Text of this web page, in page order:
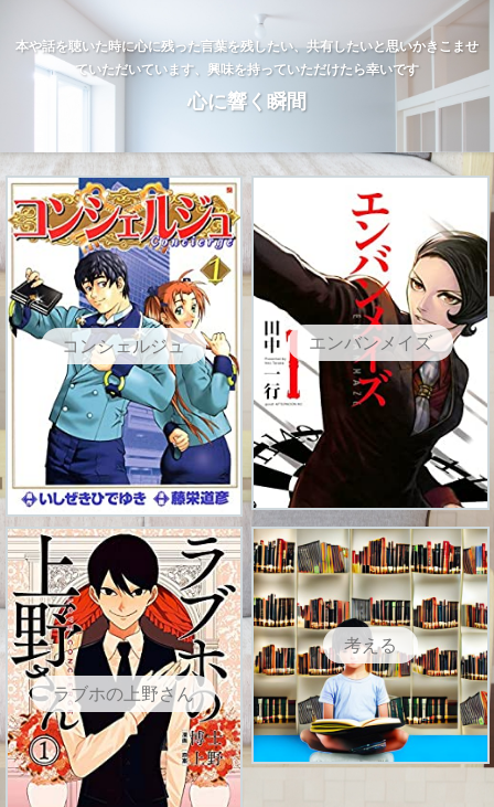
本や話を聴いた時に心に残った言葉を残したい、共有したいと思いかきこませ
ていただいています、興味を持っていただけたら幸いです
心に響く瞬間
コンシェルジュ エンバンメイズ
ラブホの上野さん
考える